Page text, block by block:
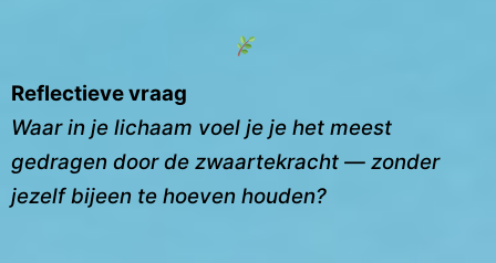
Reflectieve vraag
Waar in je lichaam voel je je het meest
gedragen door de zwaartekracht — zonder
jezelf bijeen te hoeven houden?